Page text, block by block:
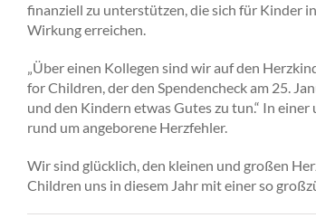
finanziell zu unterstützen, die sich für Kinder
Wirkung erreichen.
„Über einen Kollegen sind wir auf den
for Children, der den Spendencheck am 25.
und den Kindern etwas Gutes zu tun.“ In
rund um angeborene Herzfehler.
Wir sind glücklich, den kleinen und großen
Children uns in diesem Jahr mit einer so